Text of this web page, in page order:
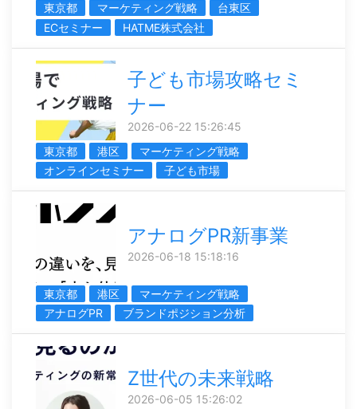
東京都
マーケティング戦略
台東区
ECセミナー
HATME株式会社
子ども市場攻略セミ
ナー
2026-06-22 15:26:45
東京都
港区
マーケティング戦略
オンラインセミナー
子ども市場
アナログPR新事業
2026-06-18 15:18:16
東京都 港区
マーケティング戦略
アナログPR
ブランドポジション分析
Z世代の未来戦略
2026-06-05 15:26:02